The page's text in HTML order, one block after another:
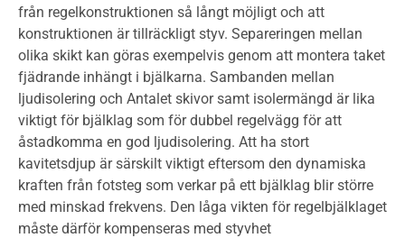
från regelkonstruktionen så långt möjligt och att
konstruktionen är tillräckligt styv. Separeringen mellan
olika skikt kan göras exempelvis genom att montera taket
fjädrande inhängt i bjälkarna. Sambanden mellan
ljudisolering och Antalet skivor samt isolermängd är lika
viktigt för bjälklag som för dubbel regelvägg för att
åstadkomma en god ljudisolering. Att ha stort
kavitetsdjup är särskilt viktigt eftersom den dynamiska
kraften från fotsteg som verkar på ett bjälklag blir större
med minskad frekvens. Den låga vikten för regelbjälklaget
måste därför kompenseras med styvhet